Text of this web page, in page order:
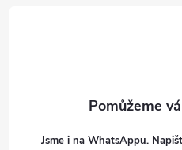
Jsme i na WhatsAppu.